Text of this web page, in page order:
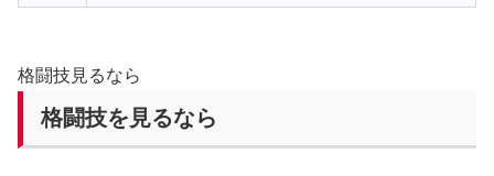
格闘技見るなら
格闘技を見るなら